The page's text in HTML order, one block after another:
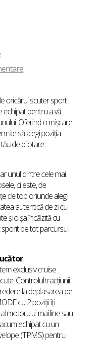
oricărui scuter sport
pentru a vă
Oferind o mișcare
să alegi poziția
de pilotare.
unul dintre cele mai
ci este, de
de top oriunde alegi
autentică de zi cu
și o șa încălzită cu
pe tot parcursul
exclusiv cruise
Controlul tracțiunii
la deplasarea pe
cu 2 poziții îți
motorului mai line sau
echipat cu un
(TPMS) pentru